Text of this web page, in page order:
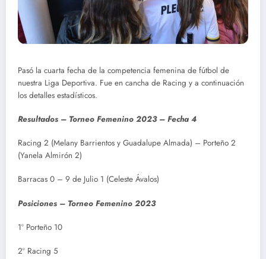
Pasó la cuarta fecha de la competencia femenina de fútbol de
nuestra Liga Deportiva. Fue en cancha de Racing y a continuación
los detalles estadísticos.
Resultados – Torneo Femenino 2023 – Fecha 4
Racing 2 (Melany Barrientos y Guadalupe Almada) – Porteño 2
(Yanela Almirón 2)
Barracas 0 – 9 de Julio 1 (Celeste Ávalos)
Posiciones – Torneo Femenino 2023
1º Porteño 10
2º Racing 5